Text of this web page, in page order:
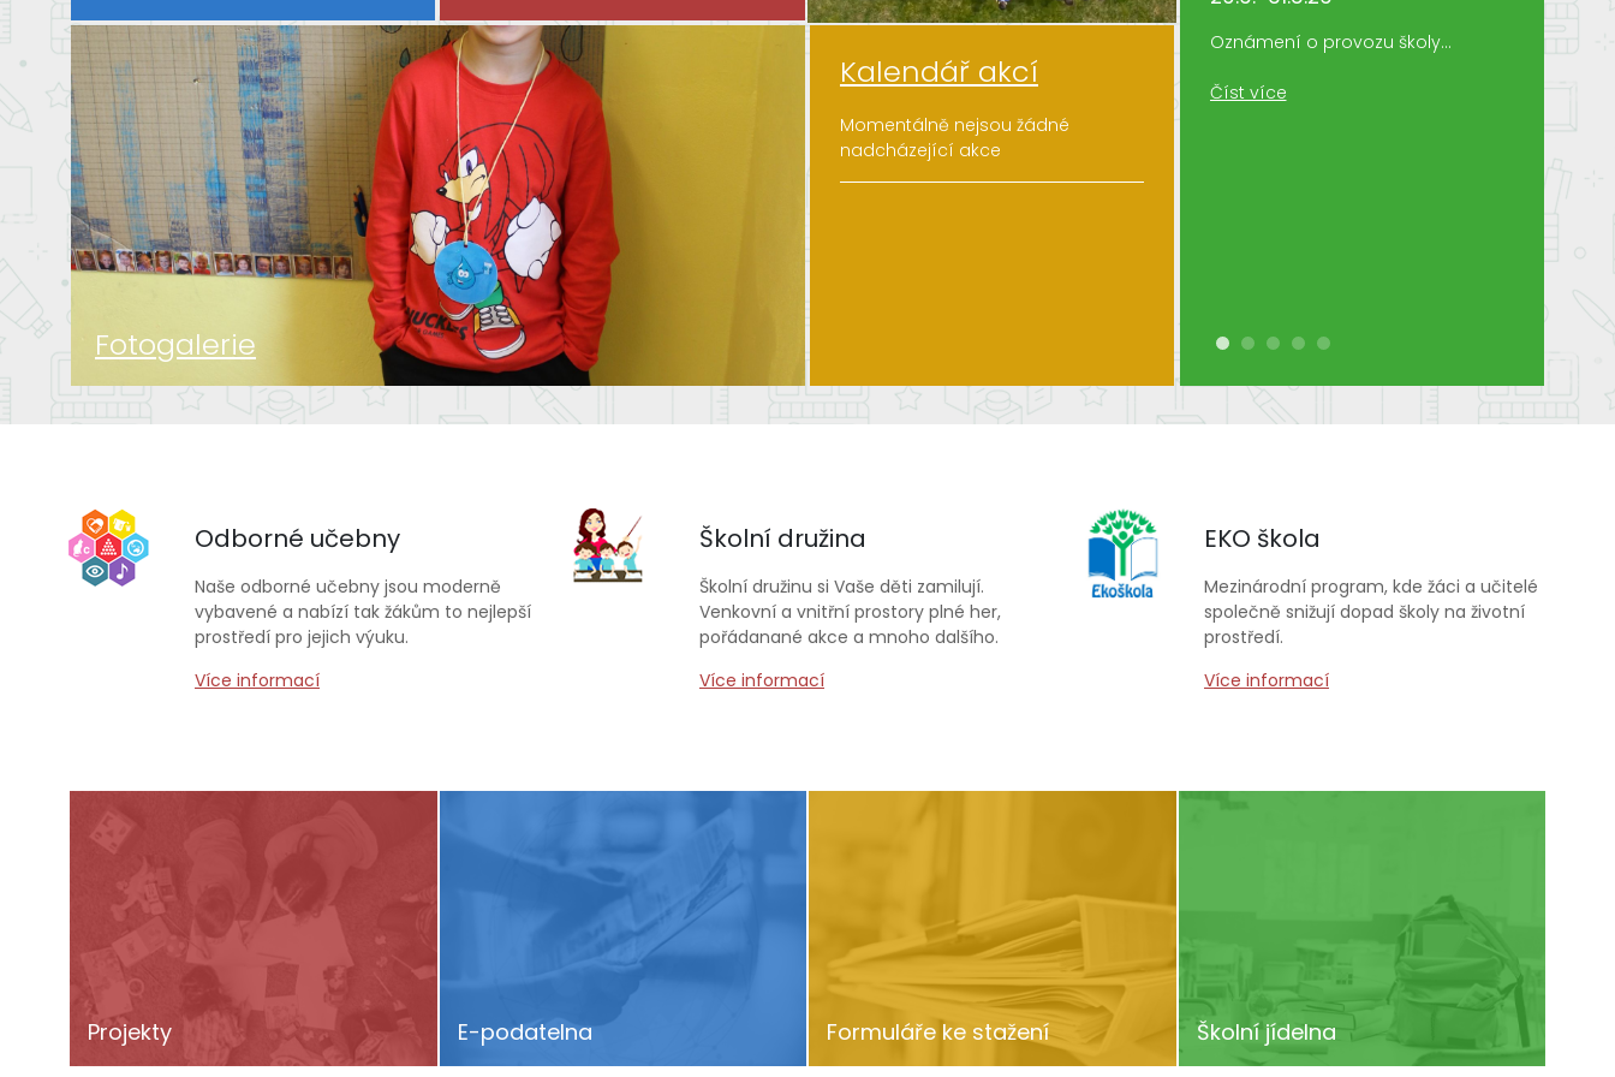
Fotogalerie
Kalendář akcí
Momentálně nejsou žádné
nadcházející akce
Číst více
Oznámení o provozu školy...
Číst více
Ředitelské
Odborné učebny
Naše odborné učebny jsou moderně
vybavené a nabízí tak žákům to nejlepší
prostředí pro jejich výuku.
Více informací
Školní družina
Školní družinu si Vaše děti zamilují.
Venkovní a vnitřní prostory plné her,
pořádanané akce a mnoho dalšího.
Více informací
EKO škola
Mezinárodní program, kde žáci a učitelé
společně snižují dopad školy na životní
prostředí.
Více informací
Projekty E-podatelna Formuláře ke stažení Školní jídelna